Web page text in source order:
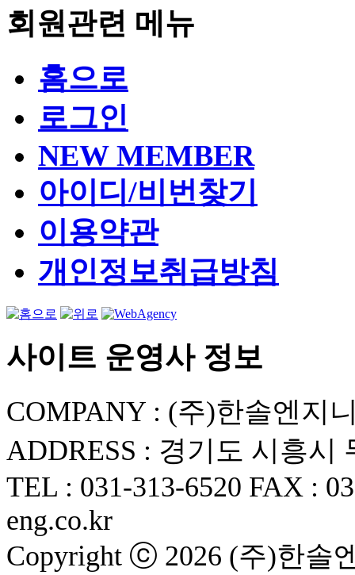
회원관련 메뉴
홈으로
로그인
NEW MEMBER
아이디/비번찾기
이용약관
개인정보취급방침
사이트 운영사 정보
COMPANY : (주)한솔엔지
ADDRESS : 경기도 시흥시
TEL : 031-313-6520 FAX :
eng.co.kr
Copyright ⓒ 2026 (주)한솔